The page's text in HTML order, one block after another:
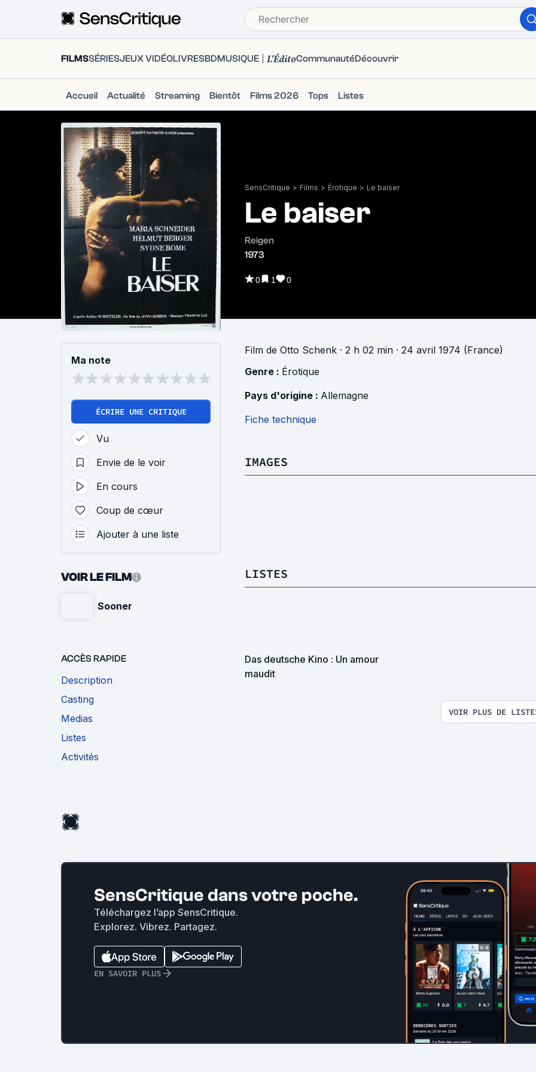
FILMSSÉRIESJEUX VIDÉOLIVRESBDMUSIQUE L'ÉditoCommunautéDécouvrir
Accueil Actualité Streaming Bientôt Films 2026 Tops Listes
SensCritique > Films > Érotique > Le baiser
Le baiser
Reigen
1973
0 1 0
Ma note
ÉCRIRE UNE CRITIQUE
Vu
Envie de le voir
En cours
Coup de cœur
Ajouter à une liste
VOIR LE FILM
Sooner
ACCÈS RAPIDE
Description
Casting
Medias
Listes
Activités
Film de Otto Schenk · 2 h 02 min · 24 avril 1974 (France)
Genre : Érotique
Pays d'origine : Allemagne
Fiche technique
IMAGES
LISTES
Das deutsche Kino : Un amour
maudit
VOIR PLUS DE
SensCritique dans votre poche.
Téléchargez l’app SensCritique.
Explorez. Vibrez. Partagez.
EN SAVOIR PLUS